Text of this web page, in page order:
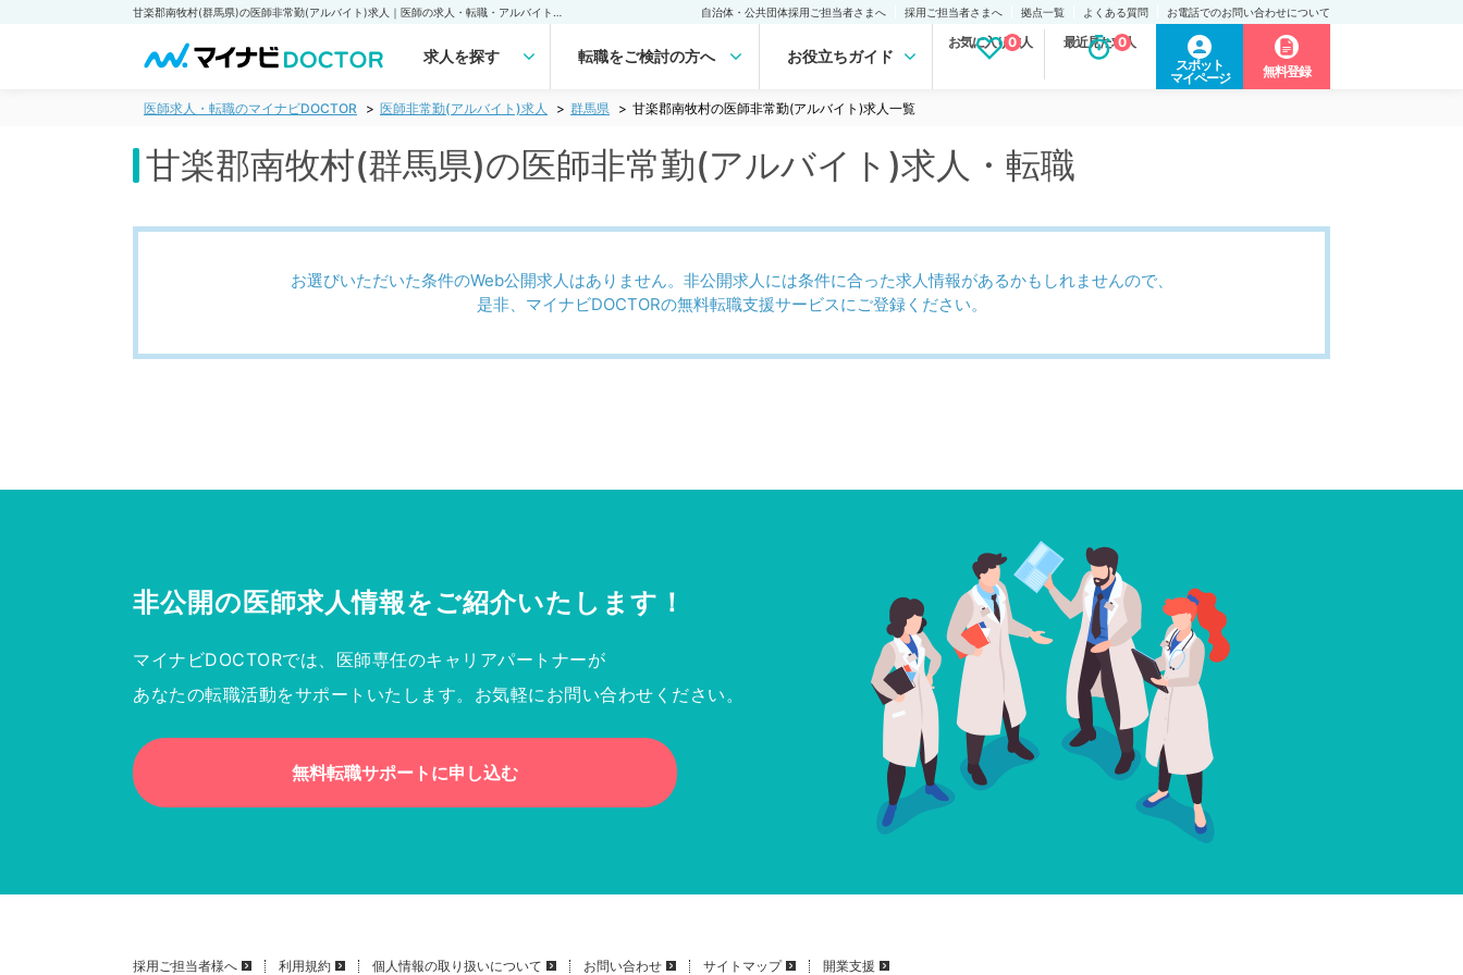
自治体・公共団体採用ご担当者さまへ 採用ご担当者さまへ 拠点一覧 よくある質問 お電話でのお問い合わせについて
求人を探す 転職をご検討の方へ お役立ちガイド
お気に入り求人
0 最近見た求人
0
スポット
マイページ
無料登録
医師求人・転職のマイナビDOCTOR 医師非常勤(アルバイト)求人 群馬県 甘楽郡南牧村の医師非常勤(アルバイト)求人一覧
甘楽郡南牧村(群馬県)の医師非常勤(アルバイト)求人・転職
お選びいただいた条件のWeb公開求人はありません。非公開求人には条件に合った求人情報があるかもしれませんので、
是非、マイナビDOCTORの無料転職支援サービスにご登録ください。
非公開の医師求人情報をご紹介いたします！
マイナビDOCTORでは、医師専任のキャリアパートナーが
あなたの転職活動をサポートいたします。お気軽にお問い合わせください。
無料転職サポートに申し込む
採用ご担当者様へ 利用規約 個人情報の取り扱いについて お問い合わせ サイトマップ 開業支援